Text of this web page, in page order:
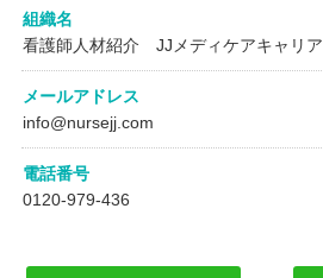
組織名
看護師人材紹介 JJメディケアキャリア
メールアドレス
info@nursejj.com
電話番号
0120-979-436